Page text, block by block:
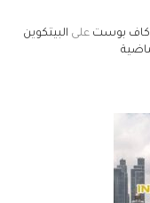
على البيتكوين